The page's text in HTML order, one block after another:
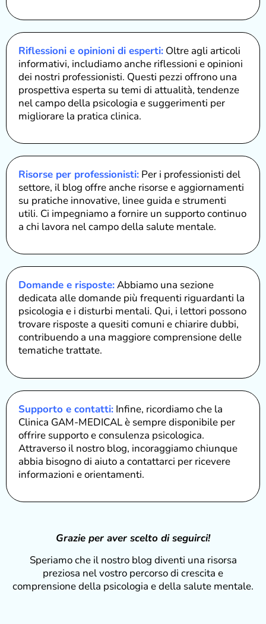
Riflessioni e opinioni di esperti: Oltre agli articoli
informativi, includiamo anche riflessioni e opinioni
dei nostri professionisti. Questi pezzi offrono una
prospettiva esperta su temi di attualità, tendenze
nel campo della psicologia e suggerimenti per
migliorare la pratica clinica.
Risorse per professionisti: Per i professionisti del
settore, il blog offre anche risorse e aggiornamenti
su pratiche innovative, linee guida e strumenti
utili. Ci impegniamo a fornire un supporto continuo
a chi lavora nel campo della salute mentale.
Domande e risposte:Abbiamo una sezione
dedicata alle domande più frequenti riguardanti la
psicologia e i disturbi mentali. Qui, i lettori possono
trovare risposte a quesiti comuni e chiarire dubbi,
contribuendo a una maggiore comprensione delle
tematiche trattate.
Supporto e contatti: Infine, ricordiamo che la
Clinica GAM-MEDICAL è sempre disponibile per
offrire supporto e consulenza psicologica.
Attraverso il nostro blog, incoraggiamo chiunque
abbia bisogno di aiuto a contattarci per ricevere
informazioni e orientamenti.
Grazie per aver scelto di seguirci!
Speriamo che il nostro blog diventi una risorsa
preziosa nel vostro percorso di crescita e
comprensione della psicologia e della salute mentale.